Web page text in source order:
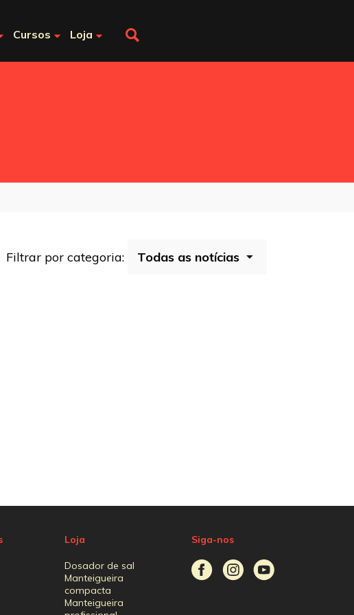
Cursos Loja
Filtrar por categoria:
Loja
Dosador de sal
Manteigueira
compacta
Manteigueira
Siga-nos